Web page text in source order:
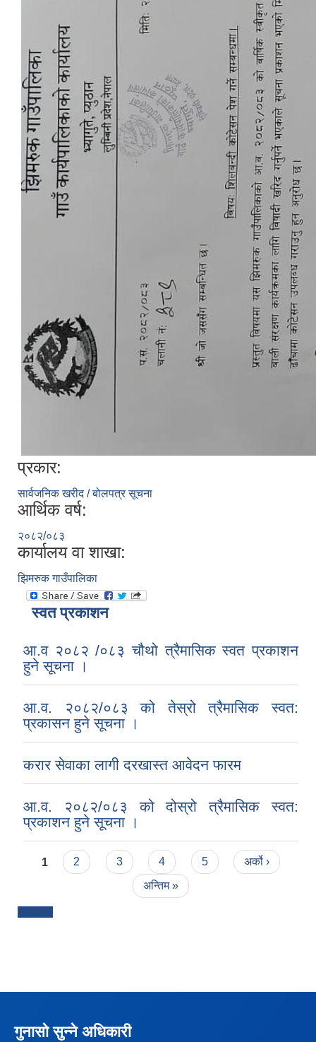
प्रकार:
सार्वजनिक खरीद / बोलपत्र सूचना
आर्थिक वर्ष:
२०८२/०८३
कार्यालय वा शाखा:
झिमरुक गाउँपालिका
स्वत प्रकाशन
आ.व २०८२ /०८३ चौथो त्रैमासिक स्वत प्रकाशन
हुने सूचना ।
आ.व. २०८२/०८३ को तेस्रो त्रैमासिक स्वत:
प्रकासन हुने सूचना ।
करार सेवाका लागी दरखास्त आवेदन फारम
आ.व. २०८२/०८३ को दोस्रो त्रैमासिक स्वत:
प्रकाशन हुने सूचना ।
Pages
1 2 3 4 5
अर्को ›
अन्तिम »
गुनासो सुन्ने अधिकारी